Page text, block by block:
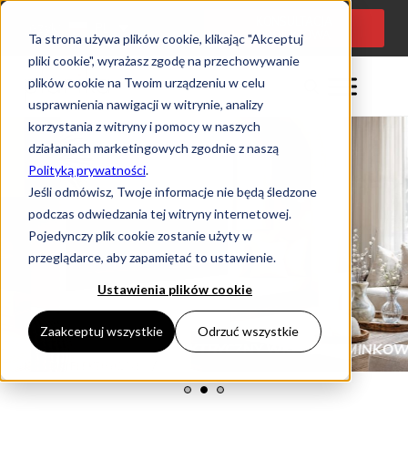
Ta strona używa plików cookie, klikając "Akceptuj
pliki cookie", wyrażasz zgodę na przechowywanie
plików cookie na Twoim urządzeniu w celu
usprawnienia nawigacji w witrynie, analizy
korzystania z witryny i pomocy w naszych
działaniach marketingowych zgodnie z naszą
Polityką prywatności.
Jeśli odmówisz, Twoje informacje nie będą śledzone
podczas odwiedzania tej witryny internetowej.
Pojedynczy plik cookie zostanie użyty w
przeglądarce, aby zapamiętać to ustawienie.
Ustawienia plików cookie
Zaakceptuj wszystkie Odrzuć wszystkie
PROJEKTOWA
ELEKTRYCZNY WKŁAD KOMINKOWY